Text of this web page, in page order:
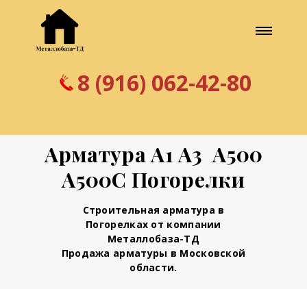
8 (916) 062-42-80
Арматура А1 А3 А500
А500С Погорелки
Строительная арматура в
Погорелках от компании
Металлобаза-ТД
Продажа арматуры в Московской
области.